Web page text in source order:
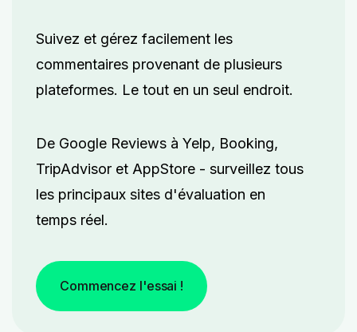
Suivez et gérez facilement les
commentaires provenant de plusieurs
plateformes. Le tout en un seul endroit.
De Google Reviews à Yelp, Booking,
TripAdvisor et AppStore - surveillez tous
les principaux sites d'évaluation en
temps réel.
Commencez l'essai !